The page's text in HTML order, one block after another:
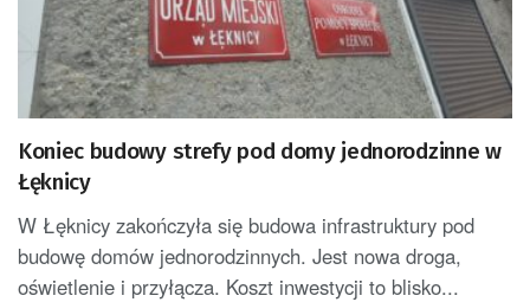
Koniec budowy strefy pod domy jednorodzinne w
Łęknicy
W Łęknicy zakończyła się budowa infrastruktury pod
budowę domów jednorodzinnych. Jest nowa droga,
oświetlenie i przyłącza. Koszt inwestycji to blisko...